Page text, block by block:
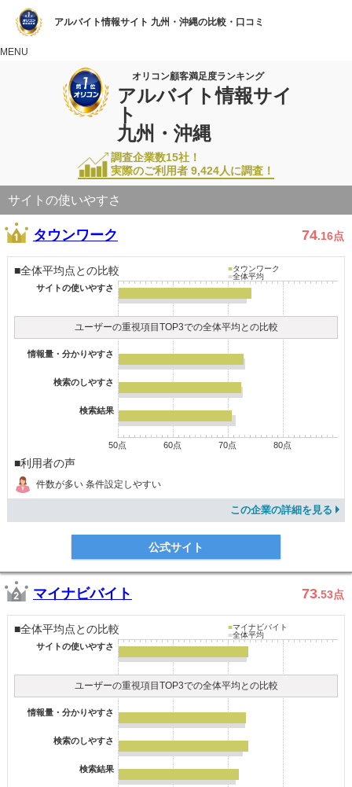
アルバイト情報サイト 九州・沖縄の比較・口コミ
MENU
オリコン顧客満足度ランキング
アルバイト情報サイ
ト
九州・沖縄
調査企業数15社！
実際のご利用者 9,424人に調査！
サイトの使いやすさ
タウンワーク 74.16点
■全体平均点との比較 ■タウンワーク
■全体平均
サイトの使いやすさ
ユーザーの重視項目TOP3での全体平均との比較
情報量・分かりやすさ
検索のしやすさ
検索結果
50点 60点 70点 80点
■利用者の声
件数が多い 条件設定しやすい
この企業の詳細を見る
公式サイト
マイナビバイト 73.53点
■全体平均点との比較 ■マイナビバイト
■全体平均
サイトの使いやすさ
ユーザーの重視項目TOP3での全体平均との比較
情報量・分かりやすさ
検索のしやすさ
検索結果